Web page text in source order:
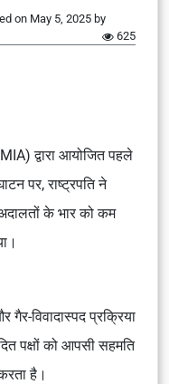
on May 5, 2025 by
625
द्वारा आयोजित पहले
पर, राष्ट्रपति ने
के भार को कम
विवादास्पद प्रक्रिया
पक्षों को आपसी सहमति
है।